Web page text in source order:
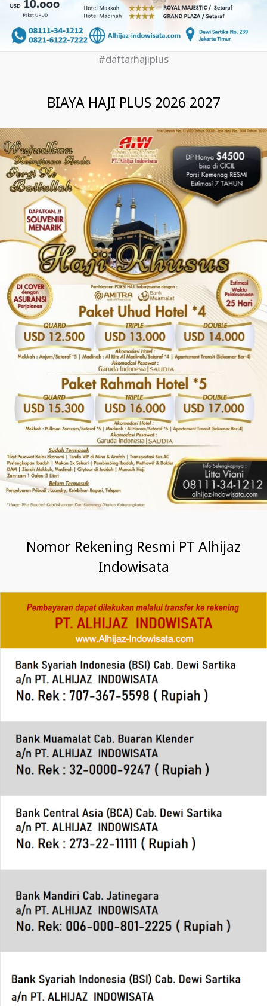
#daftarhajiplus
BIAYA HAJI PLUS 2026 2027
Nomor Rekening Resmi PT Alhijaz
Indowisata